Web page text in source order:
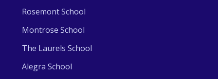
Rosemont School
Montrose School
The Laurels School
Alegra School